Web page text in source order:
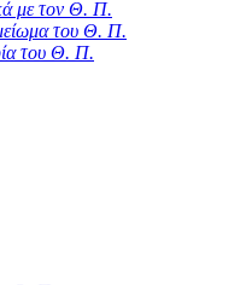
με τον Θ. Π.
του Θ. Π.
του Θ. Π.